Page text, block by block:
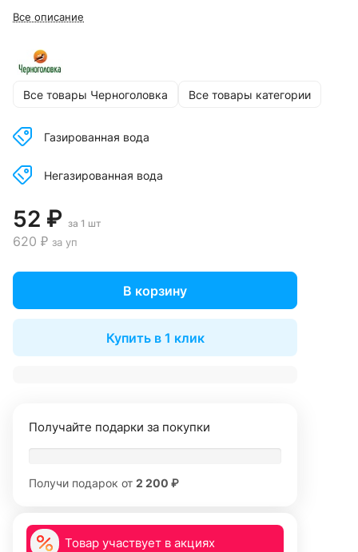
Все описание
Все товары Черноголовка Все товары категории
Газированная вода
Негазированная вода
52 ₽ за 1 шт
620 ₽ за уп
В корзину
Купить в 1 клик
Получайте подарки за покупки
Получи подарок от 2 200 ₽
Товар участвует в акциях